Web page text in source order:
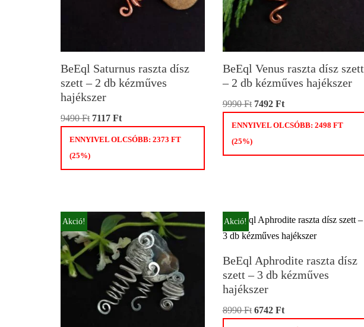
BeEql Saturnus raszta dísz
szett – 2 db kézműves
hajékszer
9490Ft 7117 Ft
ENNYIVEL OLCSÓBB: 2373 FT
(25%)
BeEql Venus raszta dísz szett
– 2 db kézműves hajékszer
9990Ft 7492 Ft
ENNYIVEL OLCSÓBB: 2498 FT
(25%)
Akció! Akció!
BeEql Aphrodite raszta dísz
szett – 3 db kézműves
hajékszer
8990Ft 6742 Ft